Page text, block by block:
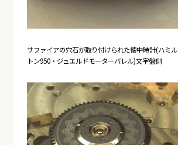
サファイアの穴石が取り付けられた懐中時計(ハミル
トン950・ジュエルドモーターバレル)文字盤側